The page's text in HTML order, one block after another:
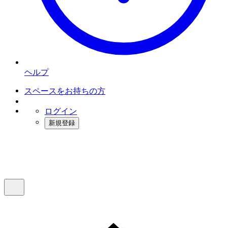
ヘルプ
スペースをお持ちの方
ログイン
新規登録